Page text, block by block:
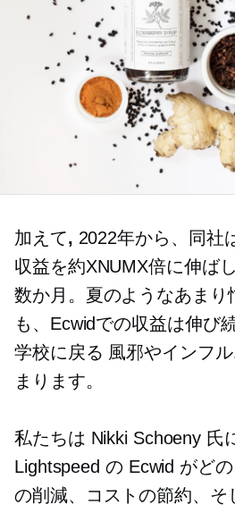
加えて, 2022年から、同社
収益を約XNUMX倍に伸ば
数か月。夏のようなあまり
も、Ecwidでの収益は伸び
学校に戻る 風邪やインフ
まります。
私たちは Nikki Schoeny 氏
Lightspeed の Ecwid がど
の削減、コストの節約、そ